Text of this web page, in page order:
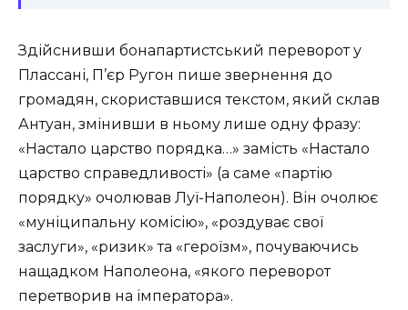
Здійснивши бонапартистський переворот у
Плассані, П’єр Ругон пише звернення до
громадян, скориставшися текстом, який склав
Антуан, змінивши в ньому лише одну фразу:
«Настало царство порядка…» замість «Настало
царство справедливості» (а саме «партію
порядку» очолював Луї-Наполеон). Він очолює
«муніципальну комісію», «роздуває свої
заслуги», «ризик» та «героїзм», почуваючись
нащадком Наполеона, «якого переворот
перетворив на імператора».